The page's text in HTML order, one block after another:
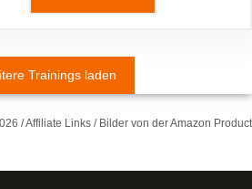
Trainings laden
/ Affiliate Links / Bilder von der Amazon Product